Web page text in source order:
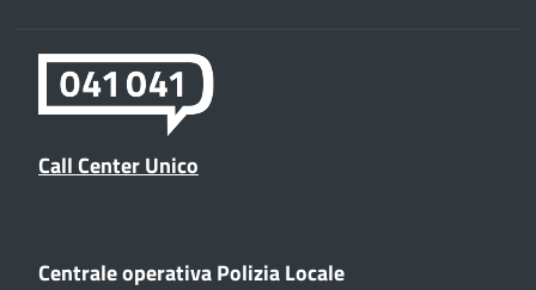
Call Center Unico
Centrale operativa Polizia Locale